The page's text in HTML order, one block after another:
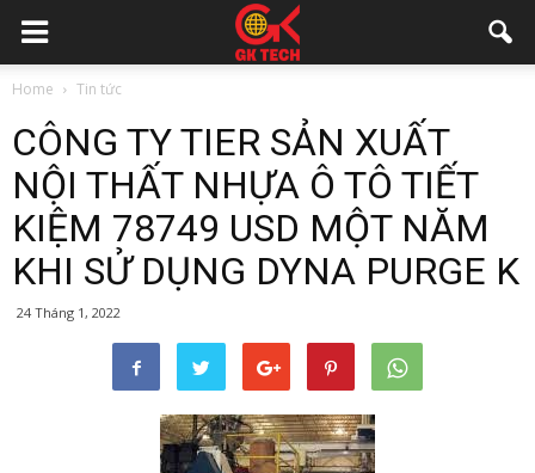
Home Tin tức
CÔNG TY TIER SẢN XUẤT
NỘI THẤT NHỰA Ô TÔ TIẾT
KIỆM 78749 USD MỘT NĂM
KHI SỬ DỤNG DYNA PURGE K
24 Tháng 1, 2022